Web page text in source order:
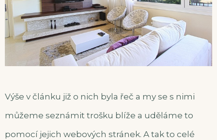
Výše v článku již o nich byla řeč a my se s nimi
můžeme seznámit trošku blíže a uděláme to
pomocí jejich webových stránek. A tak to celé